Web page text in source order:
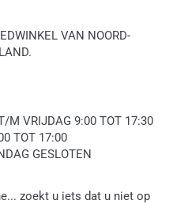
VAN NOORD-
M VRIJDAG 9:00 TOT 17:30
TOT 17:00
GESLOTEN
zoekt u iets dat u niet op